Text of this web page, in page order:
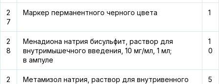
2
7
Маркер перманентного черного цвета 1
2
8
Менадиона натрия бисульфит, раствор для
внутримышечного введения, 10 мг/мл, 1 мл;
в ампуле
1
0
2
Метамизол натрия, раствор для внутривенного
5